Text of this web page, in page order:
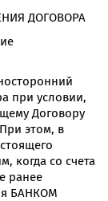
ДОГОВОРА
при условии,
Договору
этом, в
когда со счета
ранее
БАНКОМ